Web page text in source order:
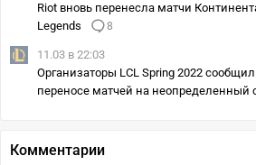
Riot вновь перенесла матчи
Legends
8
11.03 в 22:03
Организаторы LCL Spring 2022
переносе матчей на неопределенный
Комментарии